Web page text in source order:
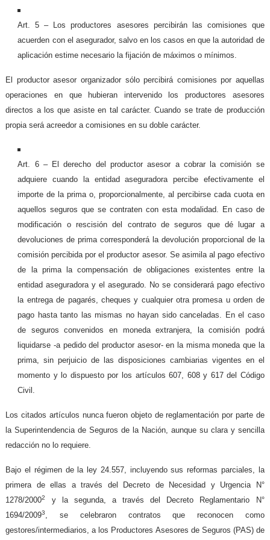
Art. 5 – Los productores asesores percibirán las comisiones que
acuerden con el asegurador, salvo en los casos en que la autoridad de
aplicación estime necesario la fijación de máximos o mínimos.
El productor asesor organizador sólo percibirá comisiones por aquellas
operaciones en que hubieran intervenido los productores asesores
directos a los que asiste en tal carácter. Cuando se trate de producción
propia será acreedor a comisiones en su doble carácter.
Art. 6 – El derecho del productor asesor a cobrar la comisión se
adquiere cuando la entidad aseguradora percibe efectivamente el
importe de la prima o, proporcionalmente, al percibirse cada cuota en
aquellos seguros que se contraten con esta modalidad. En caso de
modificación o rescisión del contrato de seguros que dé lugar a
devoluciones de prima corresponderá la devolución proporcional de la
comisión percibida por el productor asesor. Se asimila al pago efectivo
de la prima la compensación de obligaciones existentes entre la
entidad aseguradora y el asegurado. No se considerará pago efectivo
la entrega de pagarés, cheques y cualquier otra promesa u orden de
pago hasta tanto las mismas no hayan sido canceladas. En el caso
de seguros convenidos en moneda extranjera, la comisión podrá
liquidarse -a pedido del productor asesor- en la misma moneda que la
prima, sin perjuicio de las disposiciones cambiarias vigentes en el
momento y lo dispuesto por los artículos 607, 608 y 617 del Código
Civil.
Los citados artículos nunca fueron objeto de reglamentación por parte de
la Superintendencia de Seguros de la Nación, aunque su clara y sencilla
redacción no lo requiere.
Bajo el régimen de la ley 24.557, incluyendo sus reformas parciales, la
primera de ellas a través del Decreto de Necesidad y Urgencia N°
1278/20002
y la segunda, a través del Decreto Reglamentario N°
1694/20093, se celebraron contratos que reconocen como
gestores/intermediarios, a los Productores Asesores de Seguros (PAS) de